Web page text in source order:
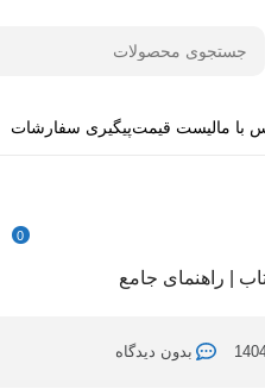
با مالیست قیمتپیگیری سفارشات
0
| راهنمای جامع
بدون دیدگاه